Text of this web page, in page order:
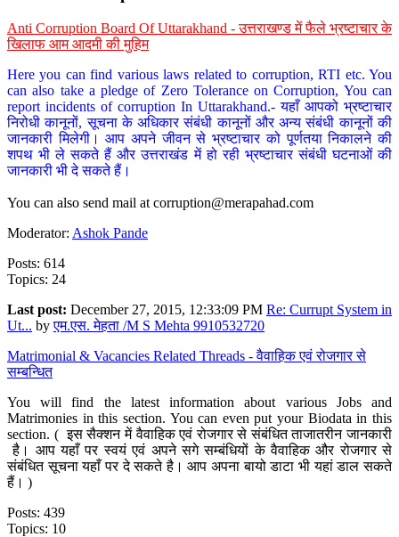
Anti Corruption Board Of Uttarakhand - उत्तराखण्ड में फैले भ्रष्टाचार के
खिलाफ आम आदमी की मुहिम
Here you can find various laws related to corruption, RTI etc. You
can also take a pledge of Zero Tolerance on Corruption, You can
report incidents of corruption In Uttarakhand.- यहाँ आपको भ्रष्टाचार
निरोधी कानूनों, सूचना के अधिकार संबंधी कानूनों और अन्य संबंधी कानूनों की
जानकारी मिलेगी। आप अपने जीवन से भ्रष्टाचार को पूर्णतया निकालने की
शपथ भी ले सकते हैं और उत्तराखंड में हो रही भ्रष्टाचार संबंधी घटनाओं की
जानकारी भी दे सकते हैं।
You can also send mail at corruption@merapahad.com
Moderator: Ashok Pande
Posts: 614
Topics: 24
Last post: December 27, 2015, 12:33:09 PM Re: Currupt System in
Ut... byएम.एस. मेहता /M S Mehta 9910532720
Matrimonial & Vacancies Related Threads - वैवाहिक एवं रोजगार से
सम्बन्धित
You will find the latest information about various Jobs and
Matrimonies in this section. You can even put your Biodata in this
section. ( इस सैक्शन में वैवाहिक एवं रोजगार से संबंधित ताजातरीन जानकारी
है। आप यहाँ पर स्वयं एवं अपने सगे सम्बंधियों के वैवाहिक और रोजगार से
संबंधित सूचना यहाँ पर दे सकते है। आप अपना बायो डाटा भी यहां डाल सकते
हैं। )
Posts: 439
Topics: 10